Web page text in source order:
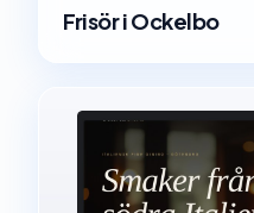
FrisöriOckelbo